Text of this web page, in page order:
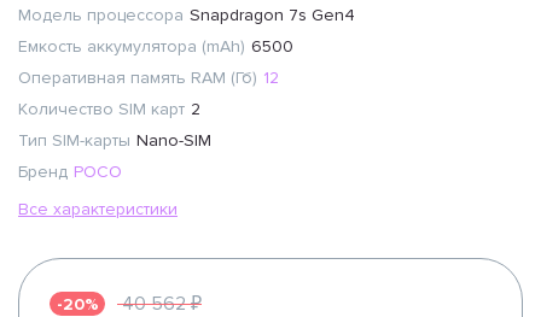
Модель процессора Snapdragon 7s Gen4
Емкость аккумулятора (mAh) 6500
Оперативная память RAM (Гб) 12
Количество SIM карт 2
Тип SIM-карты Nano-SIM
Бренд POCO
Все характеристики
-20% 40 562 ₽